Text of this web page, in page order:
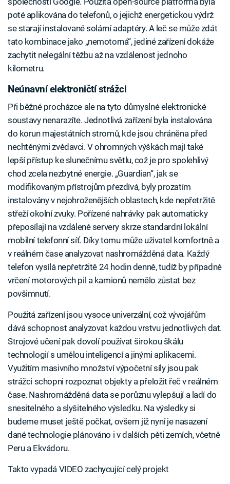
poté aplikována do telefonů, o jejichž energetickou výdrž
se starají instalované solární adaptéry. A leč se může zdát
tato kombinace jako „nemotorná“, jediné zařízení dokáže
zachytit nelegální těžbu až na vzdálenost jednoho
kilometru.
Neúnavní elektroničtí strážci
Při běžné procházce ale na tyto důmyslné elektronické
soustavy nenarazíte. Jednotlivá zařízení byla instalována
do korun majestátních stromů, kde jsou chráněna před
nechtěnými zvědavci. V ohromných výškách mají také
lepší přístup ke slunečnímu světlu, což je pro spolehlivý
chod zcela nezbytné energie. „Guardian“, jak se
modifikovaným přístrojům přezdívá, byly prozatím
instalovány v nejohroženějších oblastech, kde nepřetržitě
střeží okolní zvuky. Pořízené nahrávky pak automaticky
přeposílají na vzdálené servery skrze standardní lokální
mobilní telefonní síť. Díky tomu může uživatel komfortně a
v reálném čase analyzovat nashromážděná data. Každý
telefon vysílá nepřetržitě 24 hodin denně, tudíž by případné
vrčení motorových pil a kamionů nemělo zůstat bez
povšimnutí.
Použitá zařízení jsou vysoce univerzální, což vývojářům
dává schopnost analyzovat každou vrstvu jednotlivých dat.
Strojové učení pak dovolí používat širokou škálu
technologií s umělou inteligencí a jinými aplikacemi.
Využitím masivního množství výpočetní síly jsou pak
strážci schopni rozpoznat objekty a přeložit řeč v reálném
čase. Nashromážděná data se porůznu vylepšují a ladí do
snesitelného a slyšitelného výsledku. Na výsledky si
budeme muset ještě počkat, ovšem již nyní je nasazení
dané technologie plánováno i v dalších pěti zemích, včetně
Peru a Ekvádoru.
Takto vypadá VIDEO zachycující celý projekt